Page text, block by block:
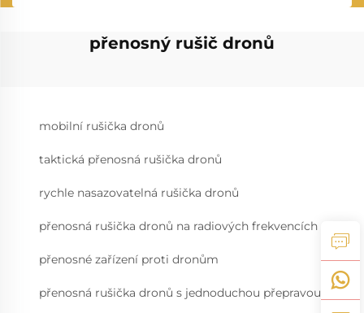
přenosný rušič dronů
mobilní rušička dronů
taktická přenosná rušička dronů
rychle nasazovatelná rušička dronů
přenosná rušička dronů na radiových frekvencích
přenosné zařízení proti dronům
přenosná rušička dronů s jednoduchou přepravou